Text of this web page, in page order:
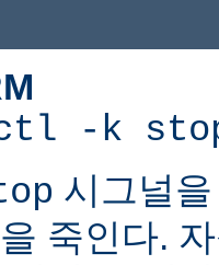
-k
시그널
죽인다.